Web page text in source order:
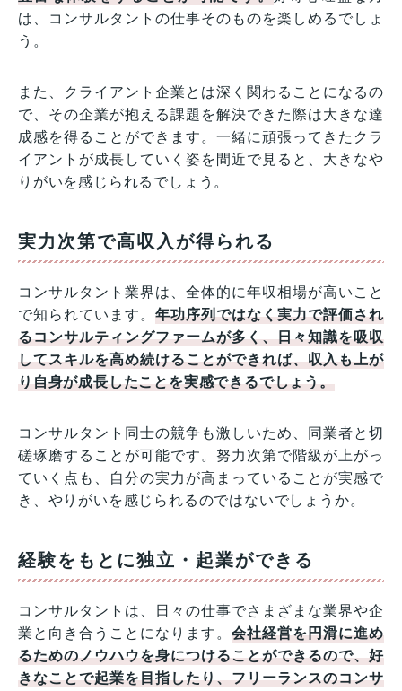
は、コンサルタントの仕事そのものを楽しめるでしょ
う。
また、クライアント企業とは深く関わることになるの
で、その企業が抱える課題を解決できた際は大きな達
成感を得ることができます。一緒に頑張ってきたクラ
イアントが成長していく姿を間近で見ると、大きなや
りがいを感じられるでしょう。
実力次第で高収入が得られる
コンサルタント業界は、全体的に年収相場が高いこと
で知られています。年功序列ではなく実力で評価され
るコンサルティングファームが多く、日々知識を吸収
してスキルを高め続けることができれば、収入も上が
り自身が成長したことを実感できるでしょう。
コンサルタント同士の競争も激しいため、同業者と切
磋琢磨することが可能です。努力次第で階級が上がっ
ていく点も、自分の実力が高まっていることが実感で
き、やりがいを感じられるのではないでしょうか。
経験をもとに独立・起業ができる
コンサルタントは、日々の仕事でさまざまな業界や企
業と向き合うことになります。会社経営を円滑に進め
るためのノウハウを身につけることができるので、好
きなことで起業を目指したり、フリーランスのコンサ